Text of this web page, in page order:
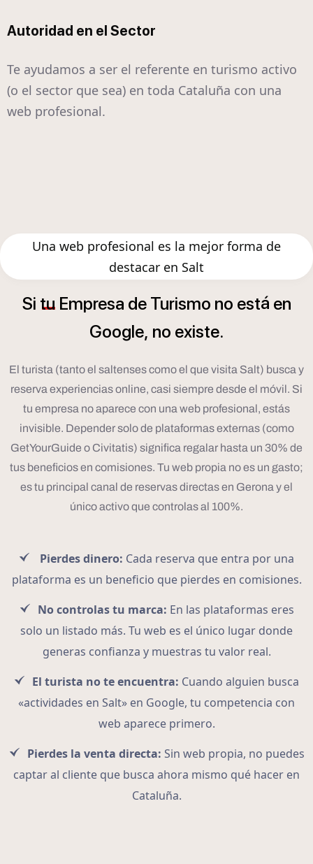
Autoridad en el Sector
Te ayudamos a ser el referente en turismo activo
(o el sector que sea) en toda Cataluña con una
web profesional.
Una web profesional es la mejor forma de
destacar en Salt
Si tu Empresa de Turismo no está en
Google, no existe.
El turista (tanto el saltenses como el que visita Salt) busca y
reserva experiencias online, casi siempre desde el móvil. Si
tu empresa no aparece con una web profesional, estás
invisible. Depender solo de plataformas externas (como
GetYourGuide o Civitatis) significa regalar hasta un 30% de
tus beneficios en comisiones. Tu web propia no es un gasto;
es tu principal canal de reservas directas en Gerona y el
único activo que controlas al 100%.
Pierdes dinero: Cada reserva que entra por una
plataforma es un beneficio que pierdes en comisiones.
No controlas tu marca: En las plataformas eres
solo un listado más. Tu web es el único lugar donde
generas confianza y muestras tu valor real.
El turista no te encuentra: Cuando alguien busca
«actividades en Salt» en Google, tu competencia con
web aparece primero.
Pierdes la venta directa: Sin web propia, no puedes
captar al cliente que busca ahora mismo qué hacer en
Cataluña.